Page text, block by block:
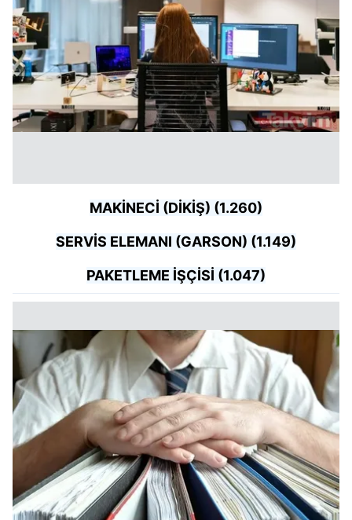
MAKİNECİ (DİKİŞ) (1.260)
SERVİS ELEMANI (GARSON) (1.149)
PAKETLEME İŞÇİSİ (1.047)